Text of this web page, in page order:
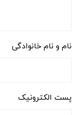
نام و نام خانوادگی
پست الکترونیک